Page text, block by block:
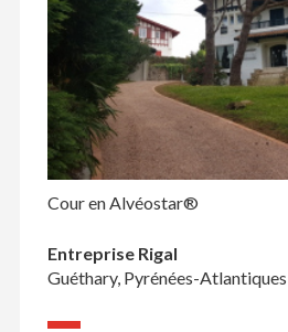
Cour en Alvéostar®
Entreprise Rigal
Guéthary, Pyrénées-Atlantiques